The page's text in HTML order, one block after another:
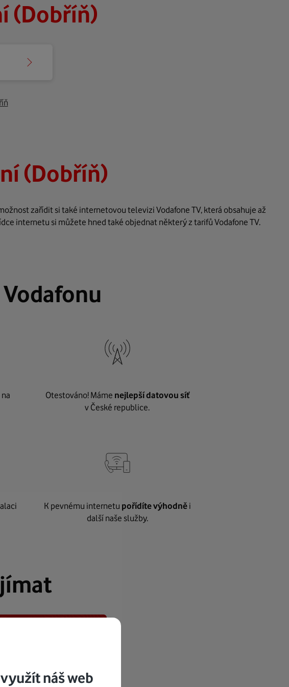
(Dobříň)
(Dobříň)
zařídit si také internetovou televizi Vodafone TV, která obsahuje až
internetu si můžete hned také objednat některý z tarifů Vodafone TV.
Otestováno! Máme nejlepší datovou síť
v České republice.
K pevnému internetu pořídíte výhodněi
další naše služby.
náš web